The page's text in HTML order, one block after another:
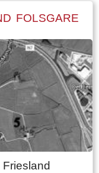
FOLSGARE